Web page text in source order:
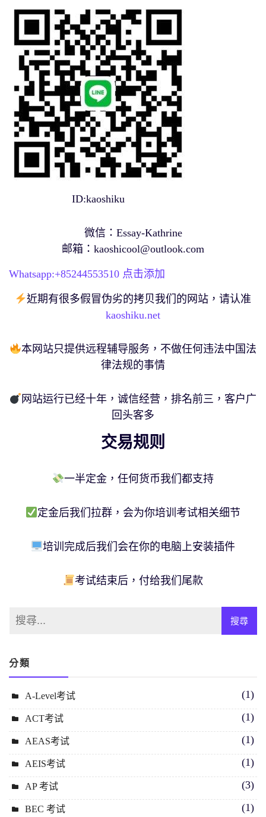
ID:kaoshiku
微信：Essay-Kathrine
邮箱： kaoshicool@outlook.com
Whatsapp:+85244553510 点击添加
近期有很多假冒伪劣的拷贝我们的网站，请认准
kaoshiku.net
本网站只提供远程辅导服务，不做任何违法中国法
律法规的事情
网站运行已经十年，诚信经营，排名前三，客户广
回头客多
交易规则
一半定金，任何货币我们都支持
定金后我们拉群，会为你培训考试相关细节
培训完成后我们会在你的电脑上安装插件
考试结束后，付给我们尾款
分類
A-Level考试 (1)
ACT考试 (1)
AEAS考试 (1)
AEIS考试 (1)
AP 考试 (3)
BEC 考试 (1)